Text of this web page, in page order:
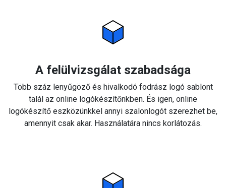
A felülvizsgálat szabadsága
Több száz lenyűgöző és hivalkodó fodrász logó sablont
talál az online logókészítőnkben. És igen, online
logókészítő eszközünkkel annyi szalonlogót szerezhet be,
amennyit csak akar. Használatára nincs korlátozás.